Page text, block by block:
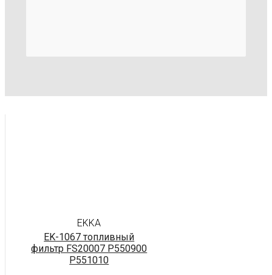
EKKA
EK-1067 топливный
фильтр FS20007 P550900
P551010